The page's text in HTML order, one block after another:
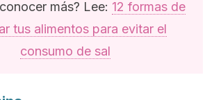
más? Lee: 12 formas de
tus alimentos para evitar el
consumo de sal